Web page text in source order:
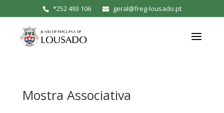
*252 493 106 geral@freg-lousado.pt
Mostra Associativa